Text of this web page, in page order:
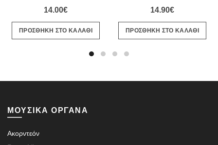
14.00€
ΠΡΟΣΘΗΚΗ ΣΤΟ ΚΑΛΑΘΙ
14.90€
ΠΡΟΣΘΗΚΗ ΣΤΟ ΚΑΛΑΘΙ
ΜΟΥΣΙΚΑ ΟΡΓΑΝΑ
Ακορντεόν